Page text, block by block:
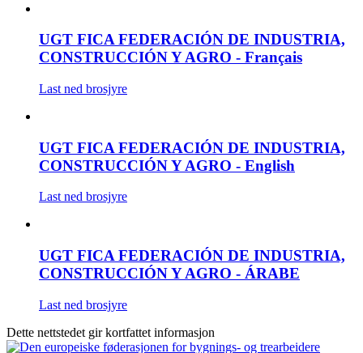
UGT FICA FEDERACIÓN DE INDUSTRIA,
CONSTRUCCIÓN Y AGRO - Français
Last ned brosjyre
UGT FICA FEDERACIÓN DE INDUSTRIA,
CONSTRUCCIÓN Y AGRO - English
Last ned brosjyre
UGT FICA FEDERACIÓN DE INDUSTRIA,
CONSTRUCCIÓN Y AGRO - ÁRABE
Last ned brosjyre
Dette nettstedet gir kortfattet informasjon